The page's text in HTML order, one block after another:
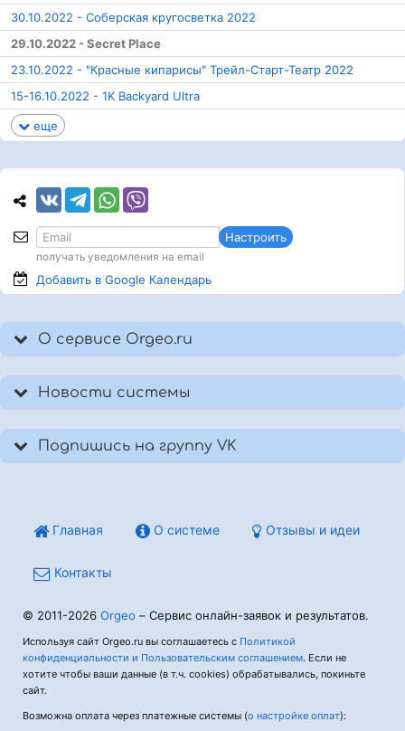
30.10.2022 - Соберская кругосветка 2022
29.10.2022 - Secret Place
23.10.2022 - "Красные кипарисы" Трейл-Старт-Театр 2022
15-16.10.2022 - 1K Backyard Ultra
еще
Настроить
получать уведомления на email
Добавить в Google Календарь
О сервисе Orgeo.ru
Новости системы
Подпишись на группу VK
Главная О системе Отзывы и идеи
Контакты
© 2011-2026 Orgeo – Сервис онлайн-заявок и результатов.
Используя сайт Orgeo.ru вы соглашаетесь с Политикой
конфиденциальности и Пользовательским соглашением. Если не
хотите чтобы ваши данные (в т.ч. cookies) обрабатывались, покиньте
сайт.
Возможна оплата через платежные системы (о настройке оплат):